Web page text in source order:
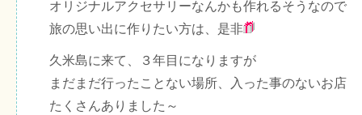
オリジナルアクセサリーなんかも作れるそうなので
旅の思い出に作りたい方は、是非
久米島に来て、３年目になりますが
まだまだ行ったことない場所、入った事のないお店
たくさんありました～